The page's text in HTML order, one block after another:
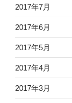
2017年7月
2017年6月
2017年5月
2017年4月
2017年3月